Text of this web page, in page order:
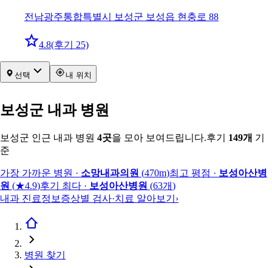
전남광주통합특별시 보성군 보성읍 현충로 88
4.8(후기 25)
선택 내 위치
보성군 내과 병원
보성군 인근 내과 병원 4곳을 모아 보여드립니다.후기 149개 기
준
가장 가까운 병원 · 소망내과의원 (470m)최고 평점 · 보성아산병
원 (★4.9)후기 최다 · 보성아산병원 (63개)
내과 진료정보 증상별 검사·치료 알아보기 ›
병원 찾기